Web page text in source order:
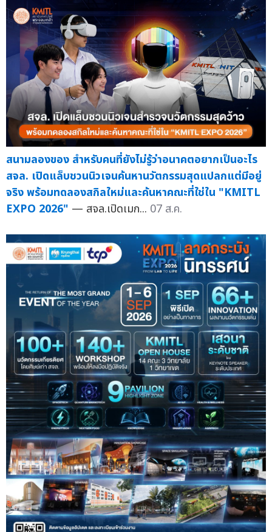
สนามลองของ สำหรับคนที่ยังไม่รู้ว่าอนาคตอยากเป็นอะไร
สจล. เปิดแล็บชวนนิวเจนค้นหานวัตกรรมสุดแปลกแต่มีอยู่
จริง พร้อมทดลองสกิลใหม่และค้นหาคณะที่ใช่ใน "KMITL
EXPO 2026" — สจล.เปิดเมก... 07 ส.ค.